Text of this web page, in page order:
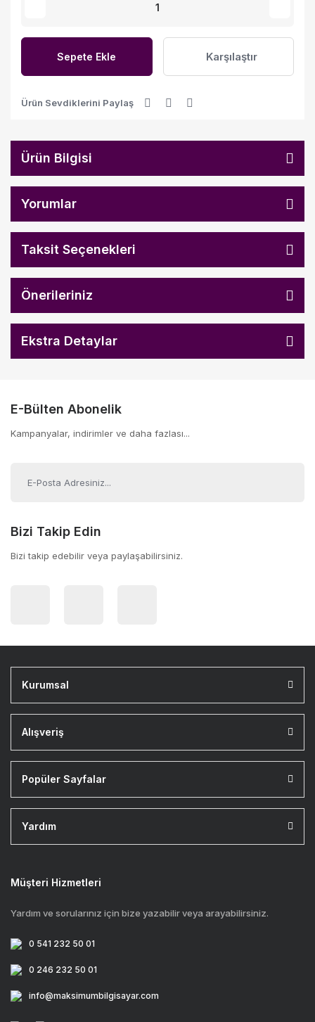
Sepete Ekle Karşılaştır
Ürün Sevdiklerini Paylaş
Ürün Bilgisi
Yorumlar
Taksit Seçenekleri
Önerileriniz
Ekstra Detaylar
E-Bülten Abonelik
Kampanyalar, indirimler ve daha fazlası...
Bizi Takip Edin
Bizi takip edebilir veya paylaşabilirsiniz.
Kurumsal
Alışveriş
Popüler Sayfalar
Yardım
Müşteri Hizmetleri
Yardım ve sorularınız için bize yazabilir veya arayabilirsiniz.
0 541 232 50 01
0 246 232 50 01
info@maksimumbilgisayar.com